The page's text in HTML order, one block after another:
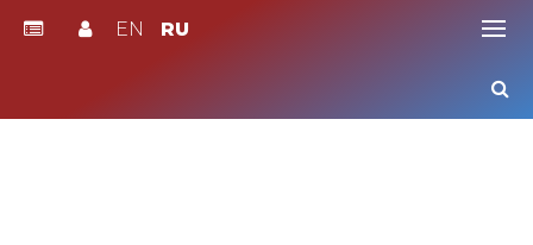
EN RU